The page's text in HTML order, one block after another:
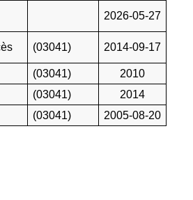
2026-05-27
(03041) 2014-09-17
(03041)
2010
(03041)
2014
(03041) 2005-08-20